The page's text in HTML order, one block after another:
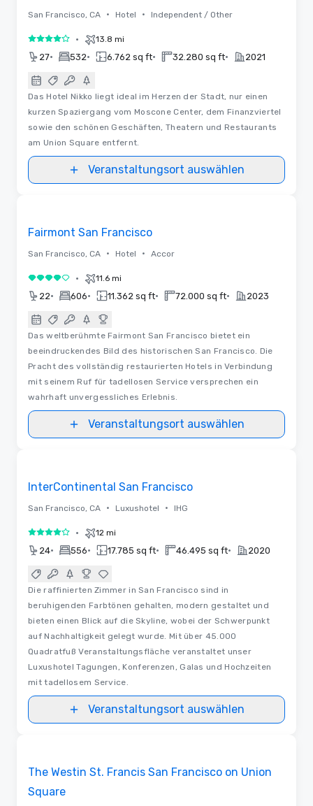
San Francisco, CA • Hotel • Independent / Other
4 von 5 • 13.8 mi
27• 532• 6.762 sq ft• 32.280 sq ft• 2021
Das Hotel Nikko liegt ideal im Herzen der Stadt, nur einen
kurzen Spaziergang vom Moscone Center, dem Finanzviertel
sowie den schönen Geschäften, Theatern und Restaurants
am Union Square entfernt.
Veranstaltungsort auswählen
Fairmont San Francisco
San Francisco, CA • Hotel • Accor
4 von 5 • 11.6 mi
22• 606• 11.362 sq ft• 72.000 sq ft• 2023
Das weltberühmte Fairmont San Francisco bietet ein
beeindruckendes Bild des historischen San Francisco. Die
Pracht des vollständig restaurierten Hotels in Verbindung
mit seinem Ruf für tadellosen Service versprechen ein
wahrhaft unvergessliches Erlebnis.
Veranstaltungsort auswählen
InterContinental San Francisco
San Francisco, CA • Luxushotel • IHG
4 von 5 • 12 mi
24• 556• 17.785 sq ft• 46.495 sq ft• 2020
Die raffinierten Zimmer in San Francisco sind in
beruhigenden Farbtönen gehalten, modern gestaltet und
bieten einen Blick auf die Skyline, wobei der Schwerpunkt
auf Nachhaltigkeit gelegt wurde. Mit über 45.000
Quadratfuß Veranstaltungsfläche veranstaltet unser
Luxushotel Tagungen, Konferenzen, Galas und Hochzeiten
mit tadellosem Service.
Veranstaltungsort auswählen
The Westin St. Francis San Francisco on Union
Square